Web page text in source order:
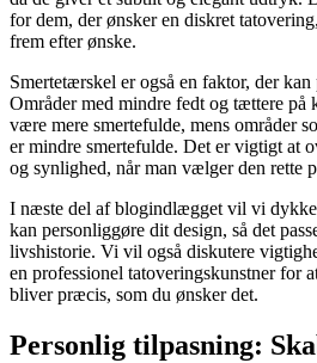
for dem, der ønsker en diskret
frem efter ønske.
Smertetærskel er også en faktor, der
Områder med mindre fedt og tættere på
være mere smertefulde, mens områder
er mindre smertefulde. Det er vigtigt at
og synlighed, når man vælger den rette
I næste del af blogindlægget vil vi
kan personliggøre dit design, så det
livshistorie. Vi vil også diskutere
en professionel tatoveringskunstner for
bliver præcis, som du ønsker det.
Personlig tilpasning: